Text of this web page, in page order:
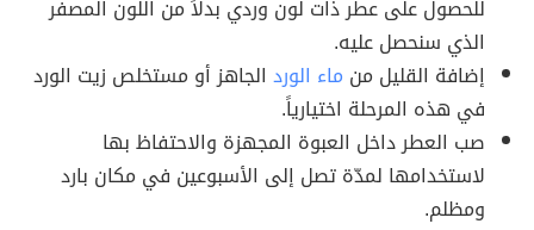
للحصول على عطر ذات لون وردي بدلاً من اللون المصفر
الذي سنحصل عليه.
إضافة القليل من ماء الوردالجاهز أو مستخلص زيت الورد
في هذه المرحلة اختيارياً.
صب العطر داخل العبوة المجهزة والاحتفاظ بها
لاستخدامها لمدّة تصل إلى الأسبوعين في مكان بارد
ومظلم.